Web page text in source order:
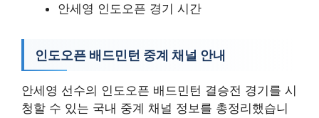
안세영 인도오픈 경기 시간
인도오픈 배드민턴 중계 채널 안내
안세영 선수의 인도오픈 배드민턴 결승전 경기를 시
청할 수 있는 국내 중계 채널 정보를 총정리했습니